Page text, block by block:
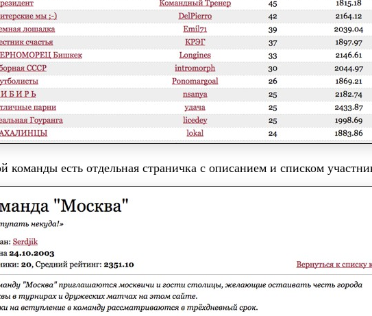
команды есть отдельная страничка с описанием и списком